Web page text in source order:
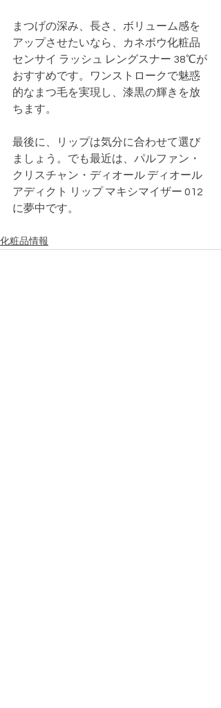
まつげの深み、長さ、ボリューム感を
アップさせたいなら、カネボウ化粧品
センサイ ラッシュ レングスナー 38℃が
おすすめです。ワンストロークで魅惑
的なまつ毛を実現し、漆黒の輝きを放
ちます。
最後に、リップは気分に合わせて選び
ましょう。でも最近は、パルファン・
クリスチャン・ディオール ディオール
アディクト リップ マキシマイザー 012
に夢中です。
化粧品情報